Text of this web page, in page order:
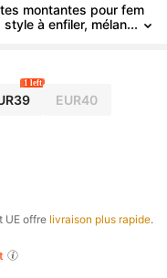
montantes pour fem
à enfiler, mélan
1 left
EUR40
UE offre livraison plus rapide.